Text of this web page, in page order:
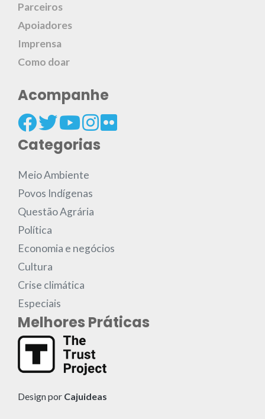
Parceiros
Apoiadores
Imprensa
Como doar
Acompanhe
Categorias
Meio Ambiente
Povos Indígenas
Questão Agrária
Política
Economia e negócios
Cultura
Crise climática
Especiais
Melhores Práticas
Design por Cajuideas